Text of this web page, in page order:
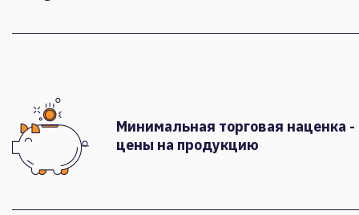
Минимальная торговая наценка
цены на продукцию